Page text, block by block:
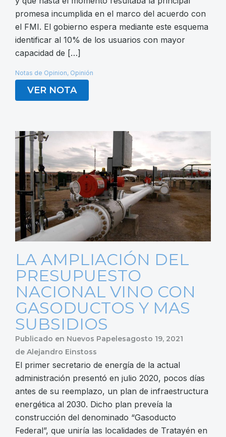
promesa incumplida en el marco del acuerdo con
el FMI. El gobierno espera mediante este esquema
identificar al 10% de los usuarios con mayor
capacidad de […]
Notas de Opinion, Opinión
VER NOTA
LA AMPLIACIÓN DEL
PRESUPUESTO
NACIONAL VINO CON
GASODUCTOS Y MAS
SUBSIDIOS
Publicado en Nuevos Papelesagosto 19, 2021
de Alejandro Einstoss
El primer secretario de energía de la actual
administración presentó en julio 2020, pocos días
antes de su reemplazo, un plan de infraestructura
energética al 2030. Dicho plan preveía la
construcción del denominado “Gasoducto
Federal”, que uniría las localidades de Tratayén en